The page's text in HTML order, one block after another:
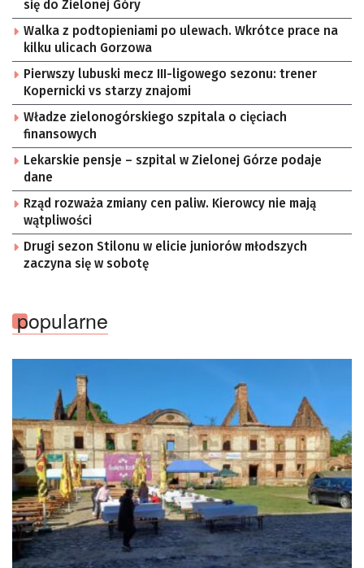
się do Zielonej Góry
Walka z podtopieniami po ulewach. Wkrótce prace na
kilku ulicach Gorzowa
Pierwszy lubuski mecz III-ligowego sezonu: trener
Kopernicki vs starzy znajomi
Władze zielonogórskiego szpitala o cięciach
finansowych
Lekarskie pensje – szpital w Zielonej Górze podaje
dane
Rząd rozważa zmiany cen paliw. Kierowcy nie mają
wątpliwości
Drugi sezon Stilonu w elicie juniorów młodszych
zaczyna się w sobotę
popularne